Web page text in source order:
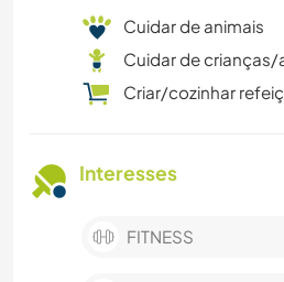
Cuidar de animais
Cuidar de
Criar/cozinhar
Interesses
FITNESS